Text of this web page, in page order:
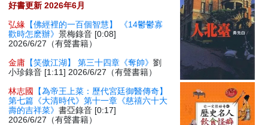
好書更新 2026年6月
弘緣 【佛經裡的一百個智慧】 《14鬱鬱寡
歡時怎麽辦》景梅錄音 [0:08]
2026/6/27（有聲書籍）
金庸 【笑傲江湖】 第三十四章《奪帥》劉
小珍錄音 [1:11] 2026/6/27（有聲書籍）
林志國
【為帝王上菜：歷代宮廷御醫傳奇】
第七篇《大清時代》第十一章《慈禧六十大
壽的吉祥菜》書亞錄音 [0:17]
2026/6/27（有聲書籍）